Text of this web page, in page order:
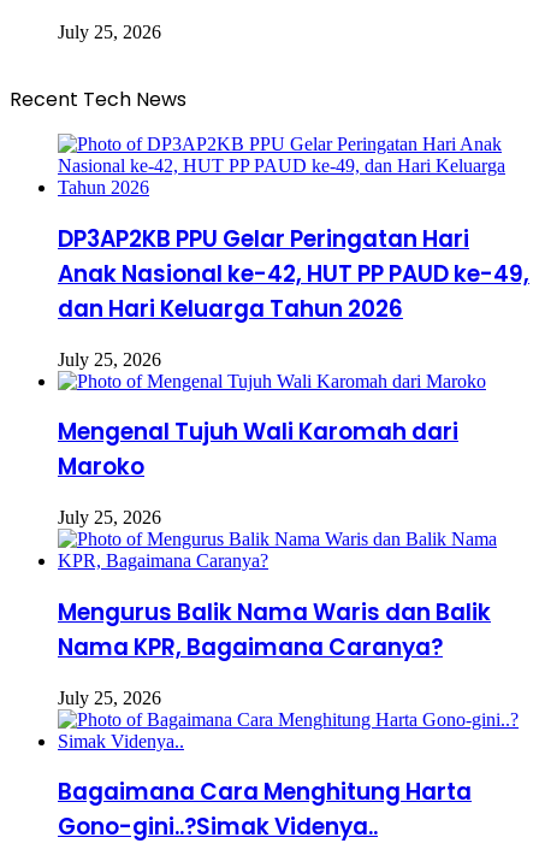
July 25, 2026
Recent Tech News
DP3AP2KB PPU Gelar Peringatan Hari
Anak Nasional ke-42, HUT PP PAUD ke-49,
dan Hari Keluarga Tahun 2026
July 25, 2026
Mengenal Tujuh Wali Karomah dari
Maroko
July 25, 2026
Mengurus Balik Nama Waris dan Balik
Nama KPR, Bagaimana Caranya?
July 25, 2026
Bagaimana Cara Menghitung Harta
Gono-gini..?Simak Videnya..